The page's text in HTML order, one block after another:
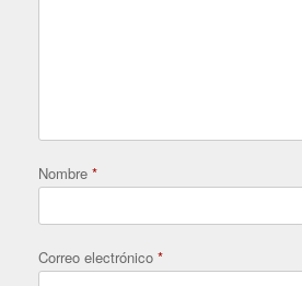
Nombre *
Correo electrónico *